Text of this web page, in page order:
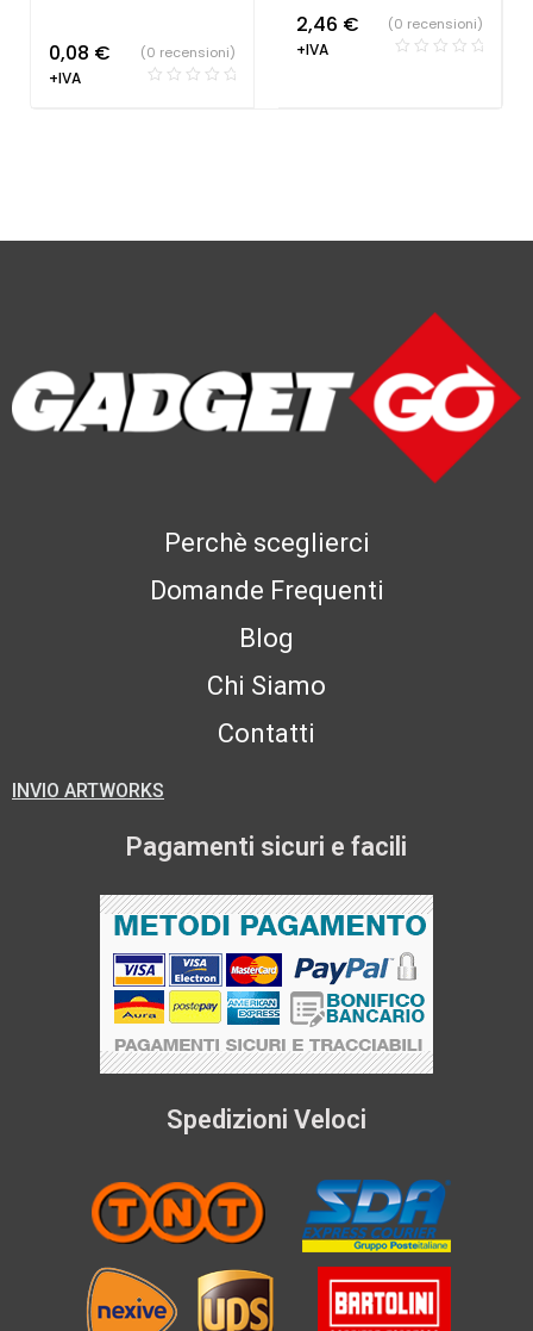
0,08 €
+IVA
(0 recensioni)
2,46 €
+IVA
(0 recensioni)
Perchè sceglierci
Domande Frequenti
Blog
Chi Siamo
Contatti
INVIO ARTWORKS
Pagamenti sicuri e facili
Spedizioni Veloci